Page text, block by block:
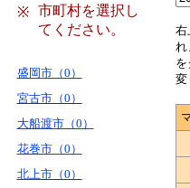
※
市町村を選択し
てください。
盛岡市（0）
宮古市（0）
大船渡市（0）
花巻市（0）
北上市（0）
右
れ
変